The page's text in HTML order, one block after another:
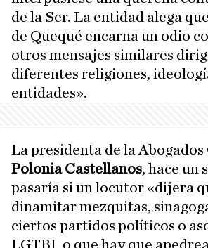
de la Ser. La entidad alega
de Quequé encarna un odio
otros mensajes similares
diferentes religiones,
entidades».
La presidenta de la
Polonia Castellanos, hace un
pasaría si un locutor «dijera
dinamitar mezquitas,
ciertos partidos políticos o
LGTBI, o que hay que